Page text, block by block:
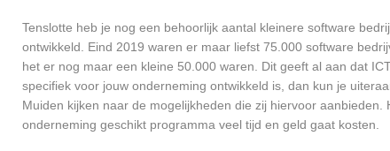
Tenslotte heb je nog een behoorlijk aantal kleinere software
ontwikkeld. Eind 2019 waren er maar liefst 75.000 software
het er nog maar een kleine 50.000 waren. Dit geeft al aan dat
specifiek voor jouw onderneming ontwikkeld is, dan kun je
Muiden kijken naar de mogelijkheden die zij hiervoor
onderneming geschikt programma veel tijd en geld gaat kosten.